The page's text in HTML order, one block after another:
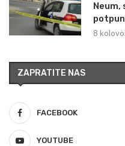
8
ZAPRATITE NAS
FACEBOOK
YOUTUBE